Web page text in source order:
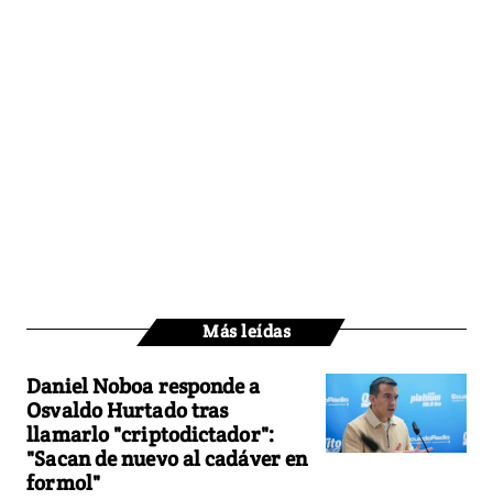
Más leídas
Daniel Noboa responde a
Osvaldo Hurtado tras
llamarlo "criptodictador":
"Sacan de nuevo al cadáver en
formol"